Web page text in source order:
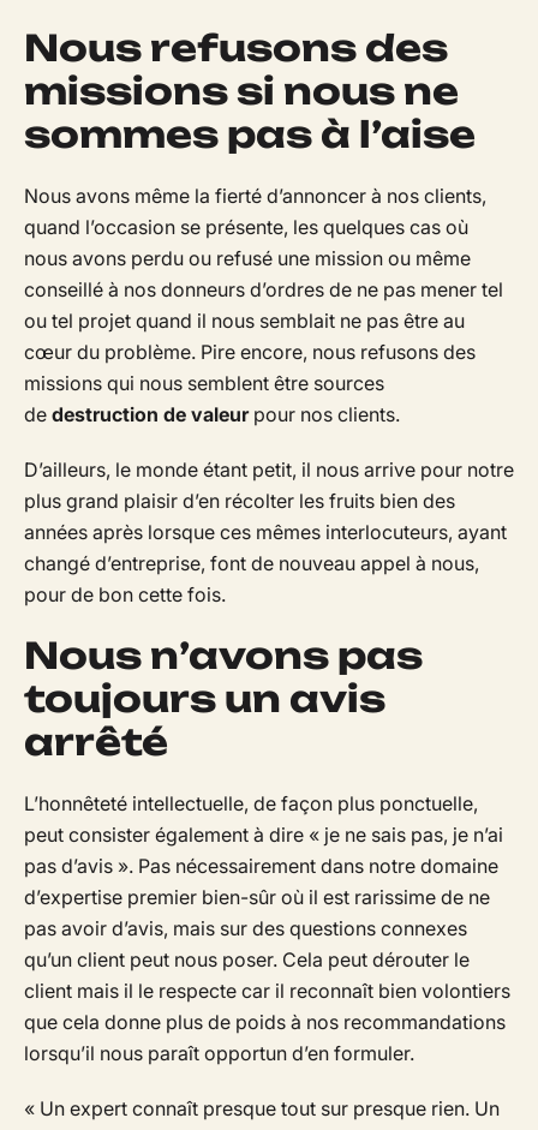
Nous refusons des
missions si nous ne
sommes pas à l’aise
Nous avons même la fierté d’annoncer à nos clients,
quand l’occasion se présente, les quelques cas où
nous avons perdu ou refusé une mission ou même
conseillé à nos donneurs d’ordres de ne pas mener tel
ou tel projet quand il nous semblait ne pas être au
cœur du problème. Pire encore, nous refusons des
missions qui nous semblent être sources
de destruction de valeurpour nos clients.
D’ailleurs, le monde étant petit, il nous arrive pour notre
plus grand plaisir d’en récolter les fruits bien des
années après lorsque ces mêmes interlocuteurs, ayant
changé d’entreprise, font de nouveau appel à nous,
pour de bon cette fois.
Nous n’avons pas
toujours un avis
arrêté
L’honnêteté intellectuelle, de façon plus ponctuelle,
peut consister également à dire « je ne sais pas, je n’ai
pas d’avis ». Pas nécessairement dans notre domaine
d’expertise premier bien-sûr où il est rarissime de ne
pas avoir d’avis, mais sur des questions connexes
qu’un client peut nous poser. Cela peut dérouter le
client mais il le respecte car il reconnaît bien volontiers
que cela donne plus de poids à nos recommandations
lorsqu’il nous paraît opportun d’en formuler.
« Un expert connaît presque tout sur presque rien. Un